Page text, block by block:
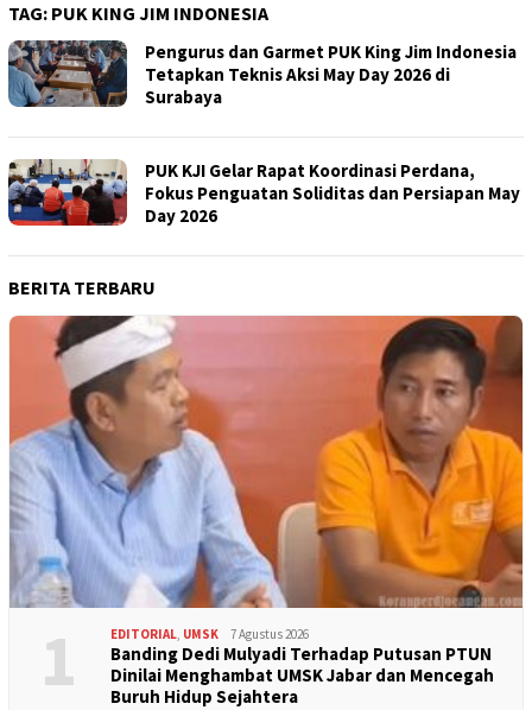
TAG: PUK KING JIM INDONESIA
Pengurus dan Garmet PUK King Jim Indonesia
Tetapkan Teknis Aksi May Day 2026 di
Surabaya
PUK KJI Gelar Rapat Koordinasi Perdana,
Fokus Penguatan Soliditas dan Persiapan May
Day 2026
BERITA TERBARU
1 EDITORIAL, UMSK 7 Agustus 2026
Banding Dedi Mulyadi Terhadap Putusan PTUN
Dinilai Menghambat UMSK Jabar dan Mencegah
Buruh Hidup Sejahtera